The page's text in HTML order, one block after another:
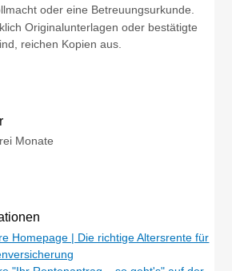
oder eine Betreuungsurkunde.
Originalunterlagen oder bestätigte
reichen Kopien aus.
Monate
Homepage | Die richtige Altersrente für